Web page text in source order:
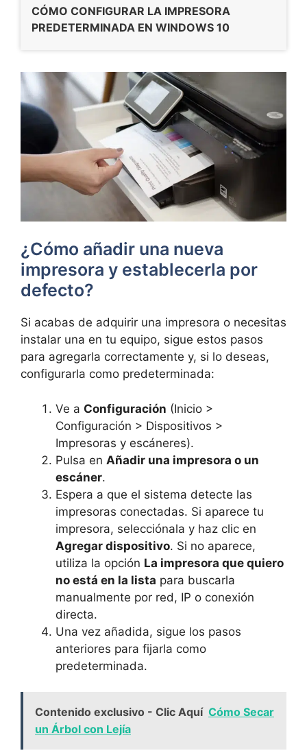
CÓMO CONFIGURAR LA IMPRESORA
PREDETERMINADA EN WINDOWS 10
¿Cómo añadir una nueva
impresora y establecerla por
defecto?
Si acabas de adquirir una impresora o necesitas
instalar una en tu equipo, sigue estos pasos
para agregarla correctamente y, si lo deseas,
configurarla como predeterminada:
Ve a Configuración (Inicio >
Configuración > Dispositivos >
Impresoras y escáneres).
Pulsa en Añadir una impresora o un
escáner.
Espera a que el sistema detecte las
impresoras conectadas. Si aparece tu
impresora, selecciónala y haz clic en
Agregar dispositivo. Si no aparece,
utiliza la opción La impresora que quiero
no está en la lista para buscarla
manualmente por red, IP o conexión
directa.
Una vez añadida, sigue los pasos
anteriores para fijarla como
predeterminada.
Contenido exclusivo - Clic Aquí Cómo Secar
un Árbol con Lejía